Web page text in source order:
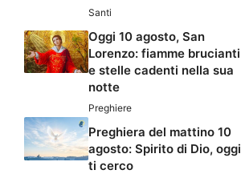
Santi
Oggi 10 agosto, San
Lorenzo: fiamme brucianti
e stelle cadenti nella sua
notte
Preghiere
Preghiera del mattino 10
agosto: Spirito di Dio, oggi
ti cerco